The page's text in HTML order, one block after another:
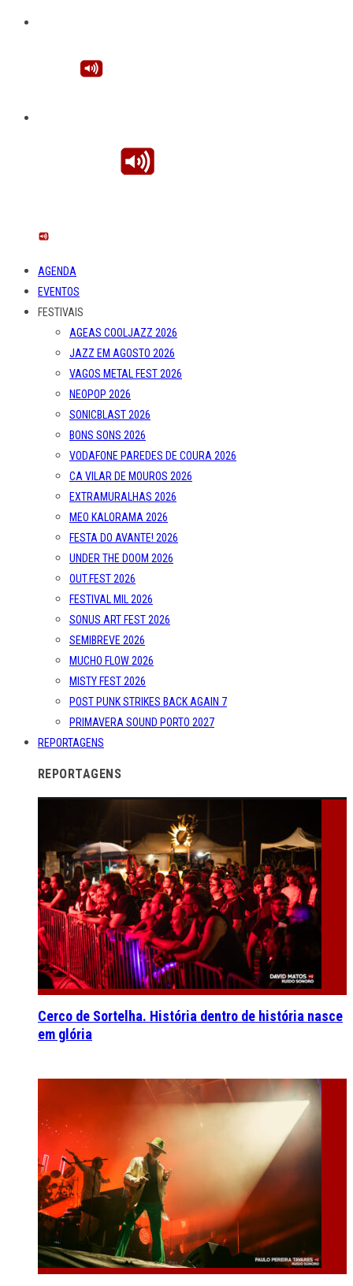
AGENDA
EVENTOS
FESTIVAIS
AGEAS COOLJAZZ 2026
JAZZ EM AGOSTO 2026
VAGOS METAL FEST 2026
NEOPOP 2026
SONICBLAST 2026
BONS SONS 2026
VODAFONE PAREDES DE COURA 2026
CA VILAR DE MOUROS 2026
EXTRAMURALHAS 2026
MEO KALORAMA 2026
FESTA DO AVANTE! 2026
UNDER THE DOOM 2026
OUT.FEST 2026
FESTIVAL MIL 2026
SONUS ART FEST 2026
SEMIBREVE 2026
MUCHO FLOW 2026
MISTY FEST 2026
POST PUNK STRIKES BACK AGAIN 7
PRIMAVERA SOUND PORTO 2027
REPORTAGENS
REPORTAGENS
Cerco de Sortelha. História dentro de história nasce
em glória